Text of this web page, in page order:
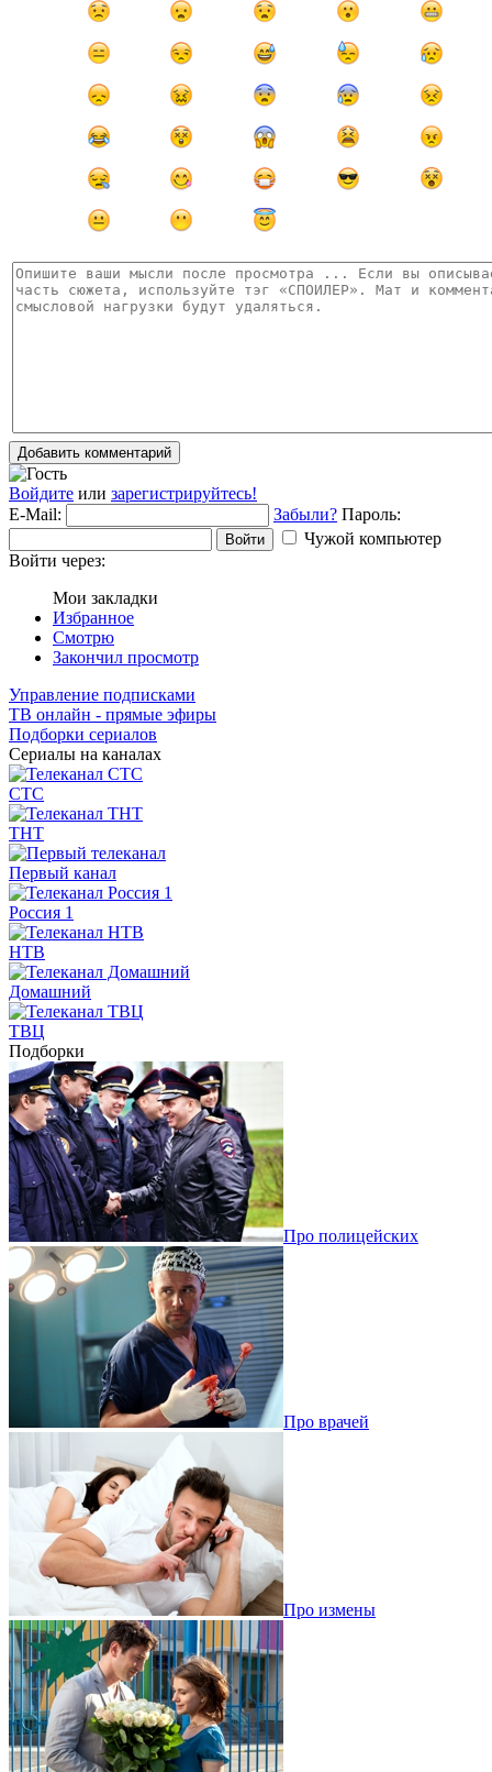
Добавить комментарий
Войдите или зарегистрируйтесь!
E-Mail:
Забыли? Пароль:
Войти
Чужой компьютер
Войти через:
Мои закладки
Избранное
Смотрю
Закончил просмотр
Управление подписками
ТВ онлайн - прямые эфиры
Подборки сериалов
Сериалы на каналах
СТС
ТНТ
Первый канал
Россия 1
НТВ
Домашний
ТВЦ
Подборки
Про полицейских
Про врачей
Про измены